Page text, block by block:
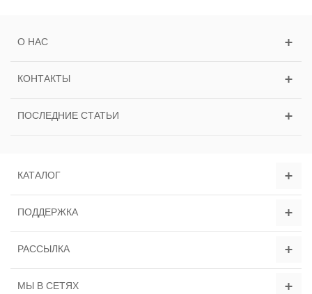
О НАС
КОНТАКТЫ
ПОСЛЕДНИЕ СТАТЬИ
КАТАЛОГ
ПОДДЕРЖКА
РАССЫЛКА
МЫ В СЕТЯХ